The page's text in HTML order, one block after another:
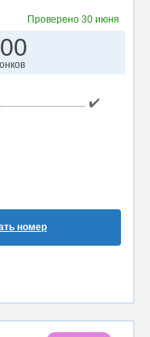
Проверено 30 июня
✔️
номер